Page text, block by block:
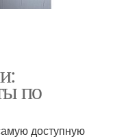
по
доступную